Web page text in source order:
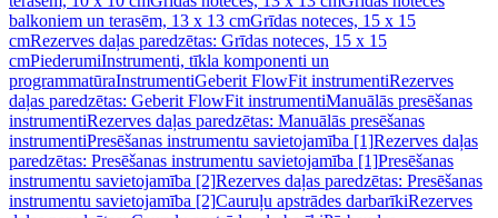
balkoniem un terasēm, 13 x 13 cmGrīdas noteces, 15 x 15
cmRezerves daļas paredzētas: Grīdas noteces, 15 x 15
cmPiederumiInstrumenti, tīkla komponenti un
programmatūraInstrumentiGeberit FlowFit instrumentiRezerves
daļas paredzētas: Geberit FlowFit instrumentiManuālās presēšanas
instrumentiRezerves daļas paredzētas: Manuālās presēšanas
instrumentiPresēšanas instrumentu savietojamība [1]Rezerves daļas
paredzētas: Presēšanas instrumentu savietojamība [1]Presēšanas
instrumentu savietojamība [2]Rezerves daļas paredzētas: Presēšanas
instrumentu savietojamība [2]Cauruļu apstrādes darbarīkiRezerves